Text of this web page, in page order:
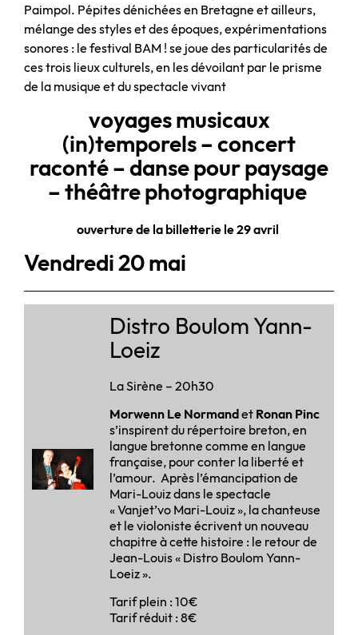
Paimpol. Pépites dénichées en Bretagne et ailleurs,
mélange des styles et des époques, expérimentations
sonores : le festival BAM ! se joue des particularités de
ces trois lieux culturels, en les dévoilant par le prisme
de la musique et du spectacle vivant
voyages musicaux
(in)temporels – concert
raconté – danse pour paysage
– théâtre photographique
ouverture de la billetterie le 29 avril
Vendredi 20 mai
Distro Boulom Yann-
Loeiz
La Sirène – 20h30
Morwenn Le Normandet Ronan Pinc
s’inspirent du répertoire breton, en
langue bretonne comme en langue
française, pour conter la liberté et
l’amour. Après l’émancipation de
Mari-Louiz dans le spectacle
« Vanjet’vo Mari-Louiz », la chanteuse
et le violoniste écrivent un nouveau
chapitre à cette histoire : le retour de
Jean-Louis « Distro Boulom Yann-
Loeiz ».
Tarif plein : 10€
Tarif réduit : 8€